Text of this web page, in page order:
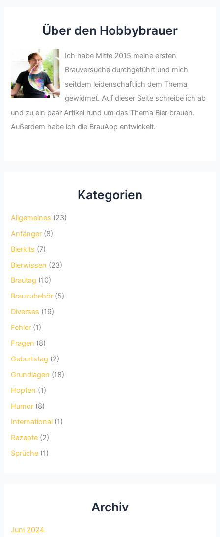
Über den Hobbybrauer
Ich habe Mitte 2015 meine ersten
Brauversuche durchgeführt und mich
seitdem leidenschaftlich dem Thema
gewidmet. Auf dieser Seite schreibe ich ab
und zu ein paar Artikel rund um das Thema Bier brauen.
Außerdem habe ich die BrauApp entwickelt.
Kategorien
Allgemeines (23)
Anfänger (8)
Bierkits (7)
Bierwissen (23)
Brautag (10)
Brauzubehör (5)
Diverses (19)
Fehler (1)
Fragen (8)
Geburtstag (2)
Grundlagen (18)
Hopfen (1)
Humor (8)
International (1)
Rezepte (2)
Sprüche (1)
Archiv
Juni 2024